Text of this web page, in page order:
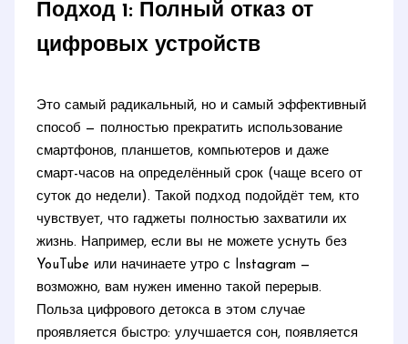
Подход 1: Полный отказ от
цифровых устройств
Это самый радикальный, но и самый эффективный
способ — полностью прекратить использование
смартфонов, планшетов, компьютеров и даже
смарт-часов на определённый срок (чаще всего от
суток до недели). Такой подход подойдёт тем, кто
чувствует, что гаджеты полностью захватили их
жизнь. Например, если вы не можете уснуть без
YouTube или начинаете утро с Instagram —
возможно, вам нужен именно такой перерыв.
Польза цифрового детокса в этом случае
проявляется быстро: улучшается сон, появляется